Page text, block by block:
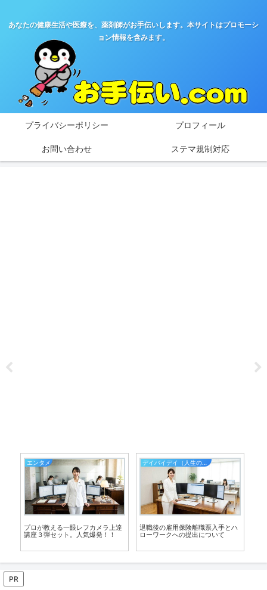
あなたの健康生活や医療を、薬剤師がお手伝いします。本サイトはプロモーシ
ョン情報を含みます。
プライバシーポリシー プロフィール
お問い合わせ ステマ規制対応
エンタメ
プロが教える一眼レフカメラ上達
講座３弾セット。人気爆発！！
デイバイデイ（人生の散歩道）
退職後の雇用保険離職票入手とハ
ローワークへの提出について
PR